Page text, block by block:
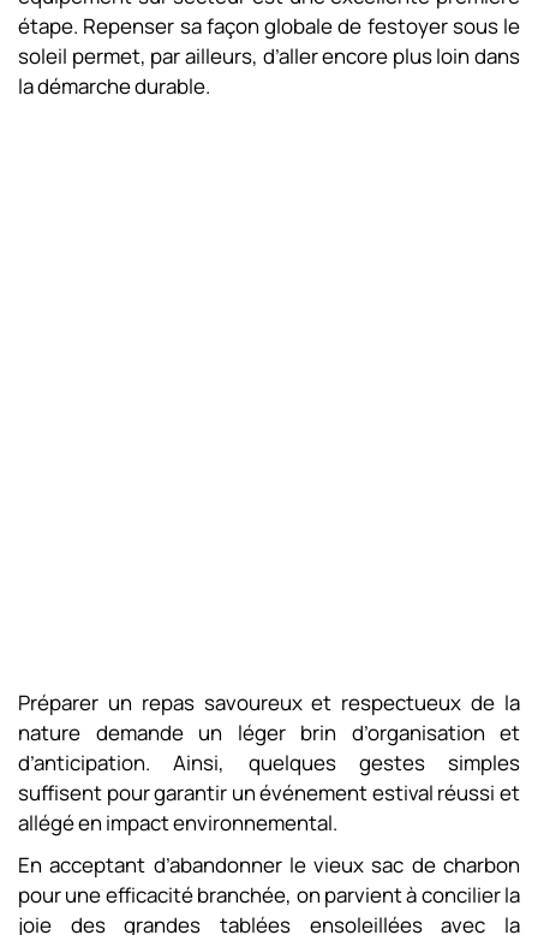
étape. Repenser sa façon globale de festoyer sous le
soleil permet, par ailleurs, d’aller encore plus loin dans
la démarche durable.
Préparer un repas savoureux et respectueux de la
nature demande un léger brin d’organisation et
d’anticipation. Ainsi, quelques gestes simples
suffisent pour garantir un événement estival réussi et
allégé en impact environnemental.
En acceptant d’abandonner le vieux sac de charbon
pour une efficacité branchée, on parvient à concilier la
joie des grandes tablées ensoleillées avec la